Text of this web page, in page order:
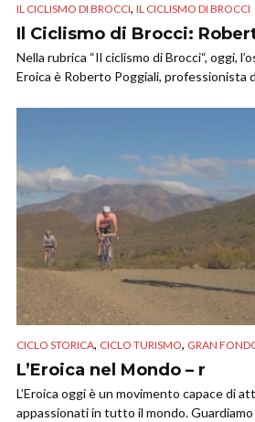
IL CICLISMO DI BROCCI, IL CICLISMO DI BROCCI
Il Ciclismo di Brocci:
Nella rubrica “Il ciclismo di Brocci“, oggi,
Eroica è Roberto Poggiali, professionista
CICLO STORICA, CICLO TURISMO, GRAN
L’Eroica nel Mondo – r
L’Eroica oggi è un movimento capace di
appassionati in tutto il mondo.